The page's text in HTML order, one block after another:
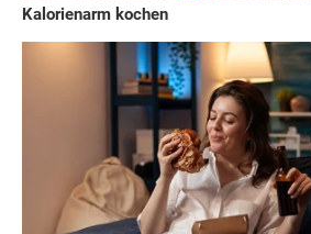
Kalorienarm kochen